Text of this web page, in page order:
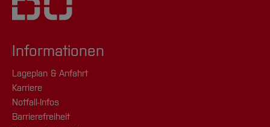
Informationen
Lageplan & Anfahrt
Karriere
Notfall-Infos
Barrierefreiheit